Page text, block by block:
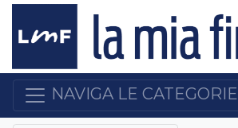
NAVIGA LE CATEGORIE